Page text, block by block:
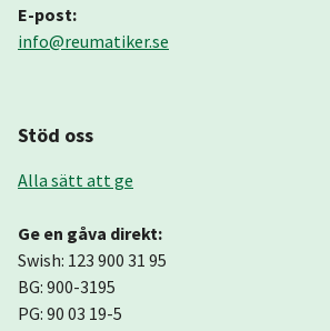
E-post:
info@reumatiker.se
Stöd oss
Alla sätt att ge
Ge en gåva direkt:
Swish: 123 900 31 95
BG: 900-3195
PG: 90 03 19-5